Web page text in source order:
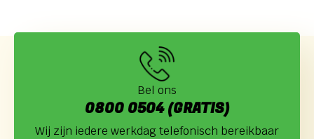
Bel ons
0800 0504 (GRATIS)
Wij zijn iedere werkdag telefonisch bereikbaar